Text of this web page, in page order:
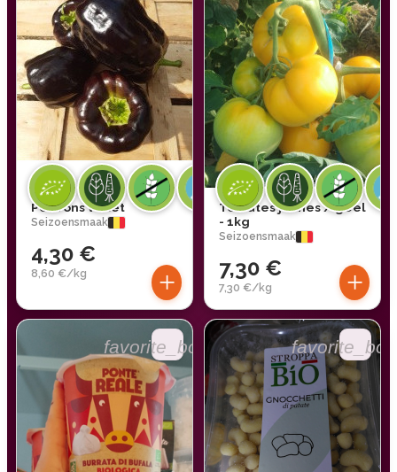
Poivrons violet
Seizoensmaak
4,30 €
8,60 €/kg +
Tomates jaunes / geel
- 1kg
Seizoensmaak
7,30 €
7,30 €/kg +
favorite_border